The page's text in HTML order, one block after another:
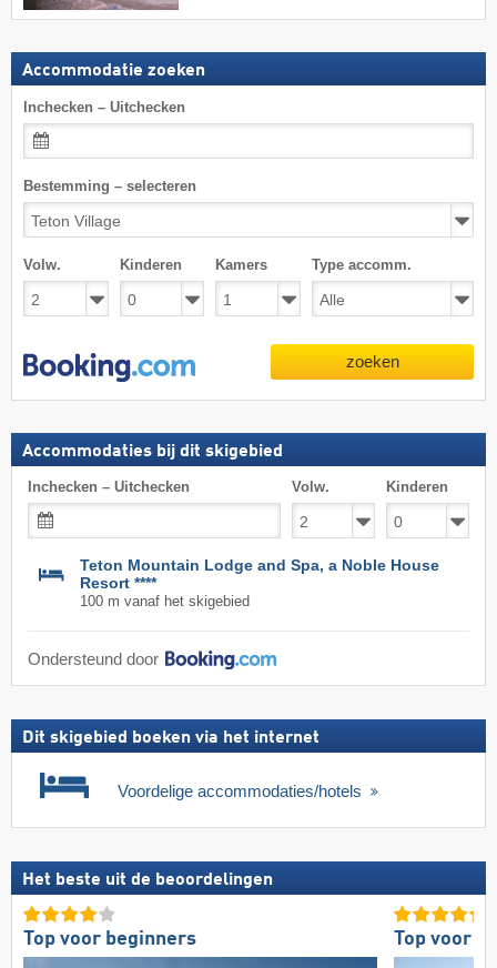
Accommodatie zoeken
Inchecken – Uitchecken
Bestemming – selecteren
Volw. Kinderen Kamers Type accomm.
zoeken
Accommodaties bij dit skigebied
Inchecken – Uitchecken Volw. Kinderen
Teton Mountain Lodge and Spa, a Noble House
Resort ****
100 m vanaf het skigebied
Ondersteund door
Dit skigebied boeken via het internet
Voordelige accommodaties/hotels
Het beste uit de beoordelingen
Top voor beginners Top voor